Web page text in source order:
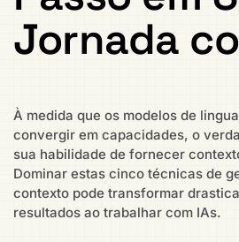
Jornada
À medida que os modelos de
convergir em capacidades, o
sua habilidade de fornecer
Dominar estas cinco técnicas de
contexto pode transformar
resultados ao trabalhar com IAs.